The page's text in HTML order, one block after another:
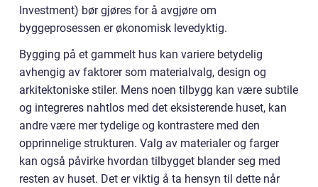
Investment) bør gjøres for å avgjøre om
byggeprosessen er økonomisk levedyktig.
Bygging på et gammelt hus kan variere betydelig
avhengig av faktorer som materialvalg, design og
arkitektoniske stiler. Mens noen tilbygg kan være subtile
og integreres nahtlos med det eksisterende huset, kan
andre være mer tydelige og kontrastere med den
opprinnelige strukturen. Valg av materialer og farger
kan også påvirke hvordan tilbygget blander seg med
resten av huset. Det er viktig å ta hensyn til dette når